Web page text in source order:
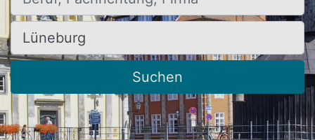
Ort, Stadt
Suchen